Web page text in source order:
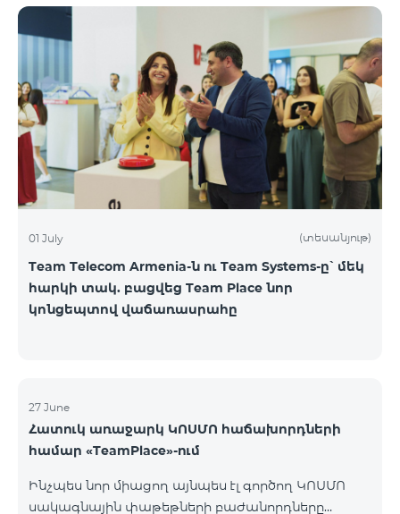
վաղաժամ դադարեցման դեպքում կիրառվում է
տուգանք։ ԿՈՍՄՈ սակագնային փաթեթների
ներառումներին մանրամասն ծանոթանալու
համար կարող եք անցնել հետևյալ
հղմամբ՝ telecomarmenia.am/cosmo
01 July (տեսանյութ)
Team Telecom Armenia-ն ու Team Systems-ը՝ մեկ
հարկի տակ. բացվեց Team Place նոր
կոնցեպտով վաճառասրահը
27 June
Հատուկ առաջարկ ԿՈՍՄՈ հաճախորդների
համար «TeamPlace»-ում
Ինչպես նոր միացող այնպես էլ գործող ԿՈՍՄՈ
սակագնային փաթեթների բաժանորդները